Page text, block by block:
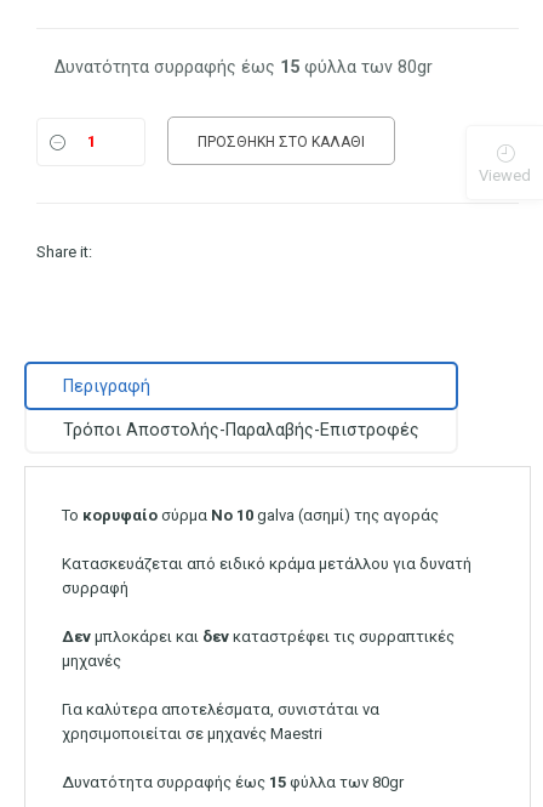
Δυνατότητα συρραφής έως 15 φύλλα των 80gr
ΠΡΟΣΘΉΚΗ ΣΤΟ ΚΑΛΆΘΙ
Share it:
Περιγραφή
Τρόποι Αποστολής-Παραλαβής-Επιστροφές
Το κορυφαίο σύρμα Νο 10 galva (ασημί) της αγοράς
Κατασκευάζεται από ειδικό κράμα μετάλλου για δυνατή
συρραφή
Δεν μπλοκάρει και δεν καταστρέφει τις συρραπτικές
μηχανές
Για καλύτερα αποτελέσματα, συνιστάται να
χρησιμοποιείται σε μηχανές Maestri
Δυνατότητα συρραφής έως 15 φύλλα των 80gr
Viewed